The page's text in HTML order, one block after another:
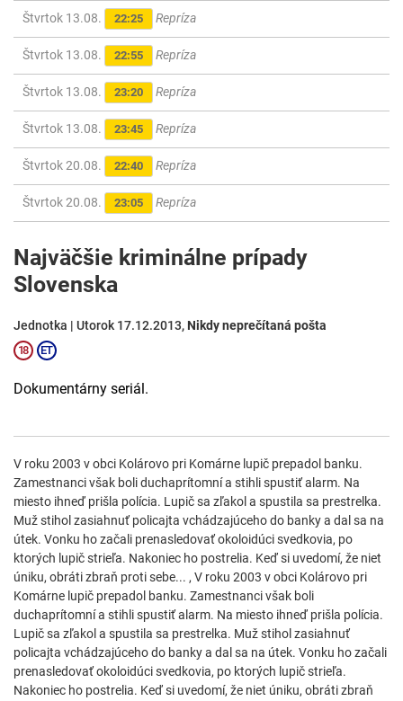
Štvrtok 13.08. 22:25 Repríza
Štvrtok 13.08. 22:55 Repríza
Štvrtok 13.08. 23:20 Repríza
Štvrtok 13.08. 23:45 Repríza
Štvrtok 20.08. 22:40 Repríza
Štvrtok 20.08. 23:05 Repríza
Najväčšie kriminálne prípady
Slovenska
Jednotka | Utorok 17.12.2013, Nikdy neprečítaná pošta
Dokumentárny seriál.
V roku 2003 v obci Kolárovo pri Komárne lupič prepadol banku.
Zamestnanci však boli duchaprítomní a stihli spustiť alarm. Na
miesto ihneď prišla polícia. Lupič sa zľakol a spustila sa prestrelka.
Muž stihol zasiahnuť policajta vchádzajúceho do banky a dal sa na
útek. Vonku ho začali prenasledovať okoloidúci svedkovia, po
ktorých lupič strieľa. Nakoniec ho postrelia. Keď si uvedomí, že niet
úniku, obráti zbraň proti sebe... , V roku 2003 v obci Kolárovo pri
Komárne lupič prepadol banku. Zamestnanci však boli
duchaprítomní a stihli spustiť alarm. Na miesto ihneď prišla polícia.
Lupič sa zľakol a spustila sa prestrelka. Muž stihol zasiahnuť
policajta vchádzajúceho do banky a dal sa na útek. Vonku ho začali
prenasledovať okoloidúci svedkovia, po ktorých lupič strieľa.
Nakoniec ho postrelia. Keď si uvedomí, že niet úniku, obráti zbraň